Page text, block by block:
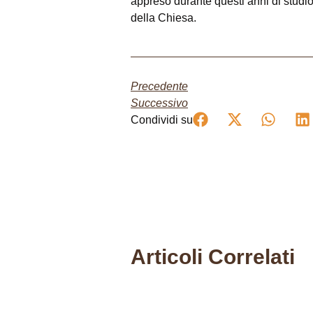
della Chiesa.
Precedente
Successivo
Condividi su
Articoli Correlati